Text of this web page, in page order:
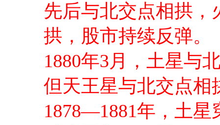
先后与北交点相拱
拱，股市持续反弹。
1880年3月，土星与
但天王星与北交点相
1878—1881年，土